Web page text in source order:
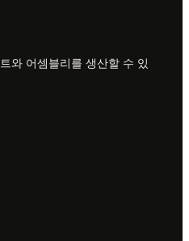
와 어셈블리를 생산할 수 있